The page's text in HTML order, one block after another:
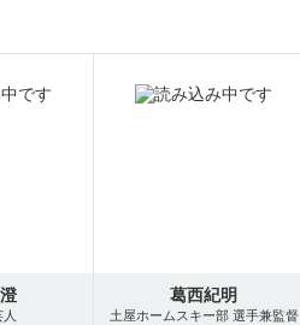
葛西紀明
土屋ホームスキー部 選手兼監督